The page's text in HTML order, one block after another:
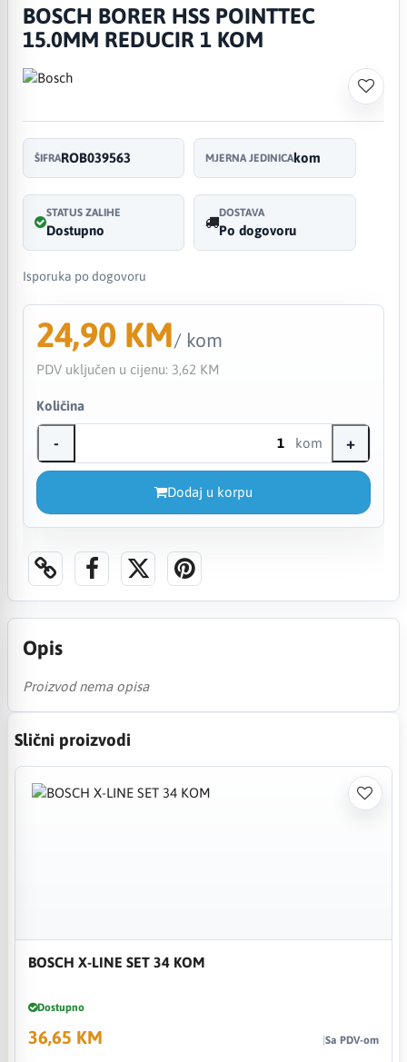
BOSCH BORER HSS POINTTEC
15.0MM REDUCIR 1 KOM
ŠIFRAROB039563 MJERNA JEDINICAkom
STATUS ZALIHE
Dostupno
DOSTAVA
Po dogovoru
Isporuka po dogovoru
24,90 KM/ kom
PDV uključen u cijenu: 3,62 KM
Količina
- kom +
Dodaj u korpu
Opis
Proizvod nema opisa
Slični proizvodi
BOSCH X-LINE SET 34 KOM
Dostupno
36,65 KM Sa PDV-om